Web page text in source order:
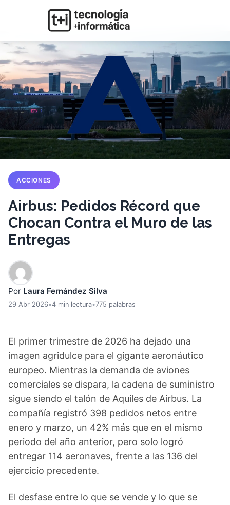
ACCIONES
Airbus: Pedidos Récord que
Chocan Contra el Muro de las
Entregas
Por Laura Fernández Silva
29 Abr 2026•4 min lectura•775 palabras
El primer trimestre de 2026 ha dejado una
imagen agridulce para el gigante aeronáutico
europeo. Mientras la demanda de aviones
comerciales se dispara, la cadena de suministro
sigue siendo el talón de Aquiles de Airbus. La
compañía registró 398 pedidos netos entre
enero y marzo, un 42% más que en el mismo
periodo del año anterior, pero solo logró
entregar 114 aeronaves, frente a las 136 del
ejercicio precedente.
El desfase entre lo que se vende y lo que se